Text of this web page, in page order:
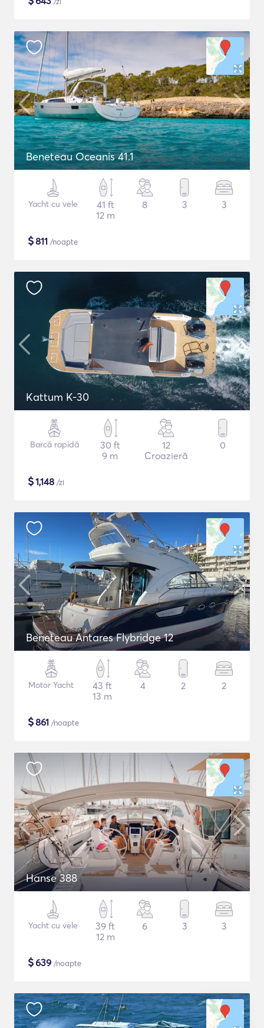
Beneteau Oceanis 41.1
Yacht cu vele
41 ft
12 m
8 3 3
$811 /noapte
Kattum K-30
Barcă rapidă
30 ft
9 m
12
Croazieră
0
$1,148 /zi
Beneteau Antares Flybridge 12
Motor Yacht
43 ft
13 m
4 2 2
$861 /noapte
Hanse 388
Yacht cu vele
39 ft
12 m
6 3 3
$639 /noapte